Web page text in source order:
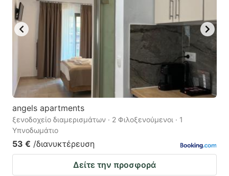
angels apartments
ξενοδοχείο διαμερισμάτων · 2 Φιλοξενούμενοι · 1
Υπνοδωμάτιο
53 € /διανυκτέρευση
Δείτε την προσφορά